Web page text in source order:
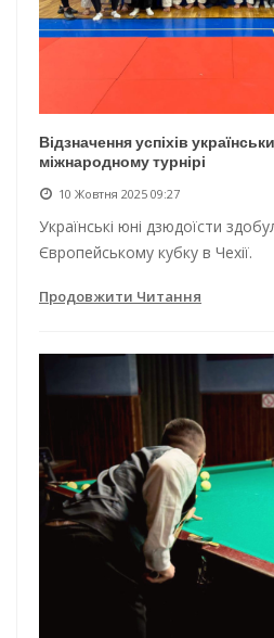
Відзначення успіхів
міжнародному турнірі
10 Жовтня 2025 09:27
Українські юні дзюдоїсти
Європейському кубку в Чехії.
Продовжити Читання